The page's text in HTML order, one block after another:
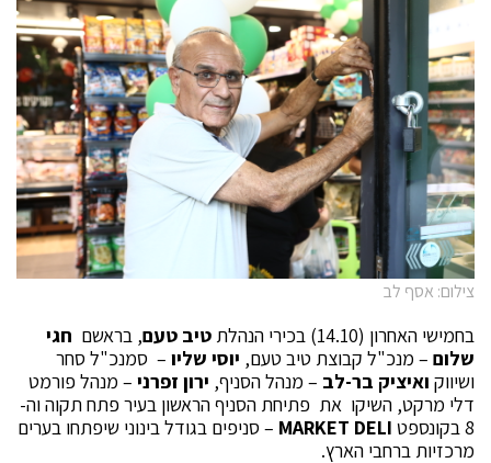
צילום: אסף לב
בחמישי האחרון (14.10) בכירי הנהלת טיב טעם, בראשם חגי
שלום – מנכ"ל קבוצת טיב טעם, יוסי שליו – סמנכ"ל סחר
ושיווק ואיציק בר-לב – מנהל הסניף, ירון זפרני – מנהל פורמט
דלי מרקט, השיקו את פתיחת הסניף הראשון בעיר פתח תקוה וה-
8 בקונספט
MARKET DELI
– סניפים בגודל בינוני שיפתחו בערים
מרכזיות ברחבי הארץ.